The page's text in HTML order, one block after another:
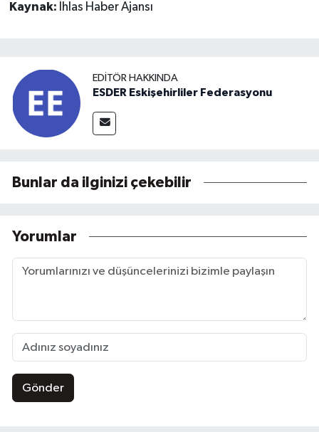
Kaynak: İhlas Haber Ajansı
EDITÖR HAKKINDA
ESDER Eskişehirliler Federasyonu
Bunlar da ilginizi çekebilir
Yorumlar
Gönder